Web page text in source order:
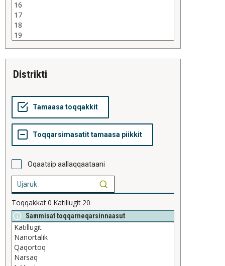
distrikti
Oqaatsip aallaqqaataani
Toqqakkat0 Katillugit 20
Sammisat toqqarneqarsinnaasut